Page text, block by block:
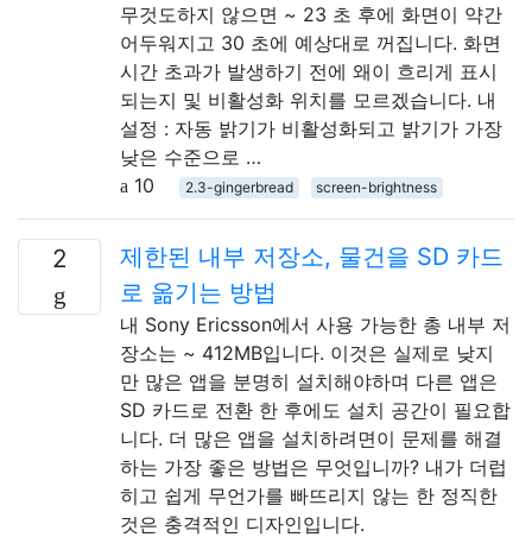
무것도하지 않으면 ~ 23 초 후에 화면이 약간
어두워지고 30 초에 예상대로 꺼집니다. 화면
시간 초과가 발생하기 전에 왜이 흐리게 표시
되는지 및 비활성화 위치를 모르겠습니다. 내
설정 : 자동 밝기가 비활성화되고 밝기가 가장
낮은 수준으로 …
10
2.3-gingerbread screen-brightness
2
제한된 내부 저장소, 물건을 SD 카드
로 옮기는 방법
내 Sony Ericsson에서 사용 가능한 총 내부 저
장소는 ~ 412MB입니다. 이것은 실제로 낮지
만 많은 앱을 분명히 설치해야하며 다른 앱은
SD 카드로 전환 한 후에도 설치 공간이 필요합
니다. 더 많은 앱을 설치하려면이 문제를 해결
하는 가장 좋은 방법은 무엇입니까? 내가 더럽
히고 쉽게 무언가를 빠뜨리지 않는 한 정직한
것은 충격적인 디자인입니다.